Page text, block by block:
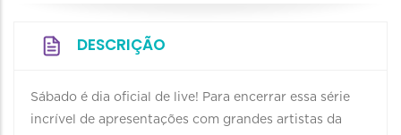
DESCRIÇÃO
Sábado é dia oficial de live! Para encerrar essa série
incrível de apresentações com grandes artistas da